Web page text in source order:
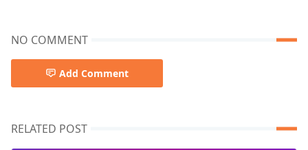
NO COMMENT
Add Comment
RELATED POST